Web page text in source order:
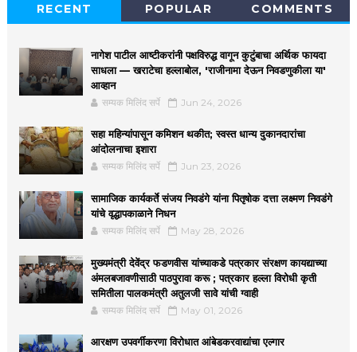
RECENT POPULAR COMMENTS
नागेश पाटील आष्टीकरांनी पक्षविरुद्ध वागून कुटुंबाचा अर्थिक फायदा
साधला — खराटेचा हल्लाबोल, 'राजीनामा देऊन निवडणुकीला या'
आव्हान
सम्यक मिलिंद सर्पे Jun 24, 2026
सहा महिन्यांपासून कमिशन थकीत; स्वस्त धान्य दुकानदारांचा
आंदोलनाचा इशारा
सम्यक मिलिंद सर्पे Jun 23, 2026
सामाजिक कार्यकर्ते संजय निवडंगे यांना पितृषोक दत्ता लक्ष्मण निवडंगे
यांचे वृद्धापकाळाने निधन
सम्यक मिलिंद सर्पे May 28, 2026
मुख्यमंत्री देवेंद्र फडणवीस यांच्याकडे पत्रकार संरक्षण कायद्याच्या
अंमलबजावणीसाठी पाठपुरावा करू ; पत्रकार हल्ला विरोधी कृती
समितीला पालकमंत्री अतुलजी सावे यांची ग्वाही
सम्यक मिलिंद सर्पे May 01, 2026
आरक्षण उपवर्गीकरणा विरोधात आंबेडकरवाद्यांचा एल्गार